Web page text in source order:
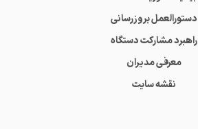
دستورالعمل بروزرسانی
راهبرد مشارکت دستگاه
معرفی مدیران
نقشه سایت